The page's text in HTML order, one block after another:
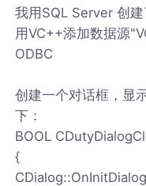
我用SQL Server 创
用VC++添加数据源
ODBC
创建一个对话框，显
下：
BOOL
{